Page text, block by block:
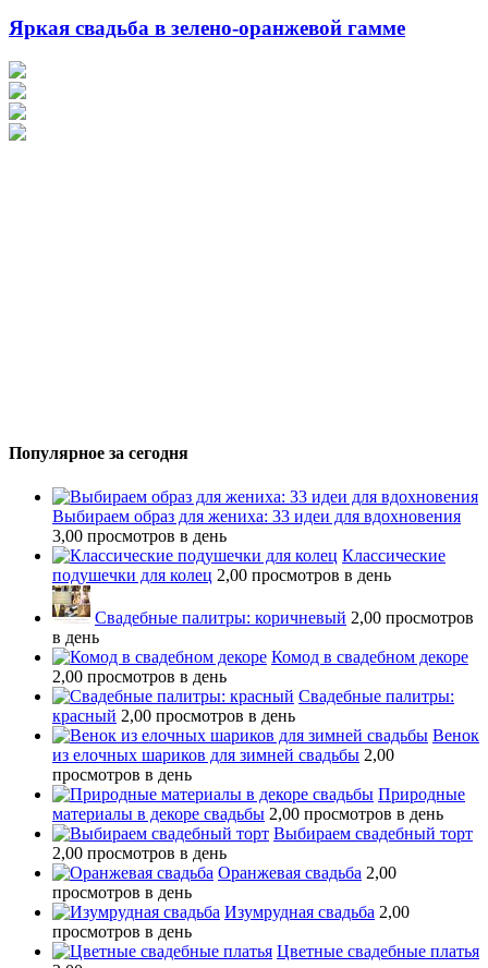
Яркая свадьба в зелено-оранжевой гамме
Популярное за сегодня
Выбираем образ для жениха: 33 идеи для вдохновения
3,00 просмотров в день
Классические
подушечки для колец 2,00 просмотров в день
Свадебные палитры: коричневый 2,00 просмотров
в день
Комод в свадебном декоре
2,00 просмотров в день
Свадебные палитры:
красный 2,00 просмотров в день
Венок
из елочных шариков для зимней свадьбы 2,00
просмотров в день
Природные
материалы в декоре свадьбы 2,00 просмотров в день
Выбираем свадебный торт
2,00 просмотров в день
Оранжевая свадьба 2,00
просмотров в день
Изумрудная свадьба 2,00
просмотров в день
Цветные свадебные платья